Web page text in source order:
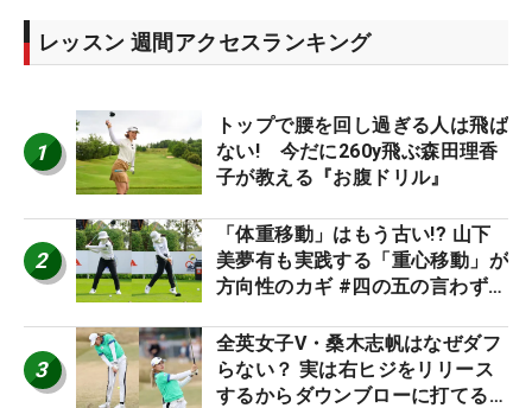
レッスン 週間アクセスランキング
1
トップで腰を回し過ぎる人は飛ば
ない! 今だに260y飛ぶ森田理香
子が教える『お腹ドリル』
2
「体重移動」はもう古い!? 山下
美夢有も実践する「重心移動」が
方向性のカギ #四の五の言わず振
3
全英女子V・桑木志帆はなぜダフ
らない？ 実は右ヒジをリリース
するからダウンブローに打てる #